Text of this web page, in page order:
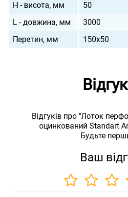
H - висота, мм
50
L - довжина, мм
3000
Перетин, мм
150х50
Відгуків про "Лоток
оцинкований Standart
Будьте
Ваш